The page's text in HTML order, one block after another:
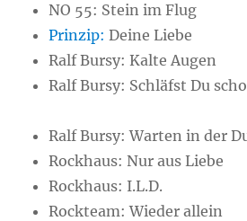
NO 55: Stein im Flug
Prinzip: Deine Liebe
Ralf Bursy: Kalte Augen
Ralf Bursy: Schläfst Du
Ralf Bursy: Warten in der
Rockhaus: Nur aus Liebe
Rockhaus: I.L.D.
Rockteam: Wieder allein